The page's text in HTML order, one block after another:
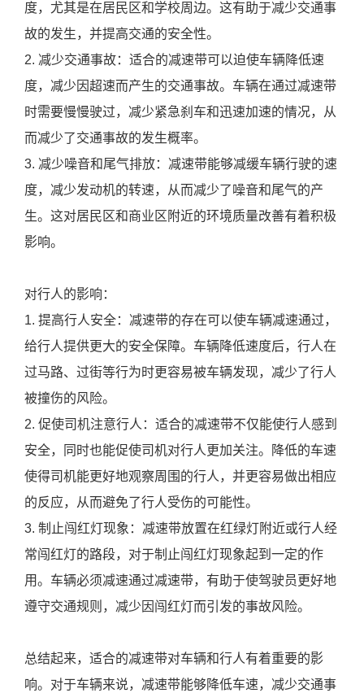
度，尤其是在居民区和学校周边。这有助于减少交通事
故的发生，并提高交通的安全性。
2. 减少交通事故：适合的减速带可以迫使车辆降低速
度，减少因超速而产生的交通事故。车辆在通过减速带
时需要慢慢驶过，减少紧急刹车和迅速加速的情况，从
而减少了交通事故的发生概率。
3. 减少噪音和尾气排放：减速带能够减缓车辆行驶的速
度，减少发动机的转速，从而减少了噪音和尾气的产
生。这对居民区和商业区附近的环境质量改善有着积极
影响。
对行人的影响：
1. 提高行人安全：减速带的存在可以使车辆减速通过，
给行人提供更大的安全保障。车辆降低速度后，行人在
过马路、过街等行为时更容易被车辆发现，减少了行人
被撞伤的风险。
2. 促使司机注意行人：适合的减速带不仅能使行人感到
安全，同时也能促使司机对行人更加关注。降低的车速
使得司机能更好地观察周围的行人，并更容易做出相应
的反应，从而避免了行人受伤的可能性。
3. 制止闯红灯现象：减速带放置在红绿灯附近或行人经
常闯红灯的路段，对于制止闯红灯现象起到一定的作
用。车辆必须减速通过减速带，有助于使驾驶员更好地
遵守交通规则，减少因闯红灯而引发的事故风险。
总结起来，适合的减速带对车辆和行人有着重要的影
响。对于车辆来说，减速带能够降低车速，减少交通事